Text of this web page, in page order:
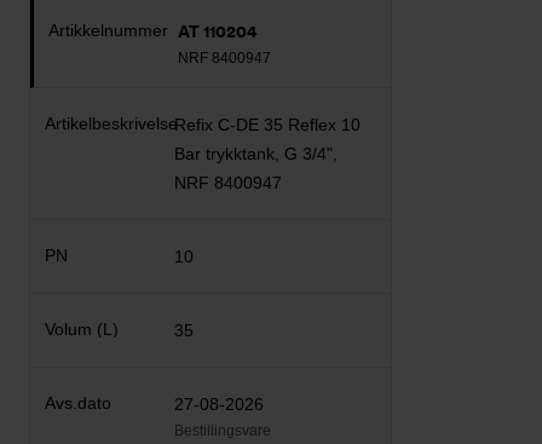
AT 110204
NRF 8400947
Refix C-DE 35 Reflex 10
Bar trykktank, G 3/4",
NRF 8400947
10
35
27-08-2026
Bestillingsvare